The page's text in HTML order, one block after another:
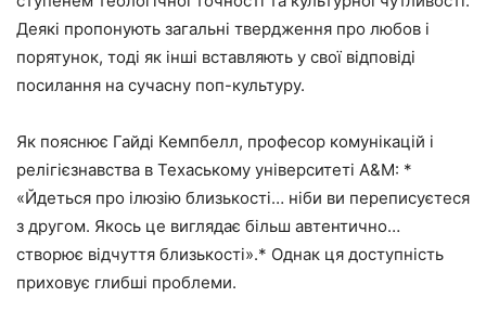
Деякі пропонують загальні твердження про любов і
порятунок, тоді як інші вставляють у свої відповіді
посилання на сучасну поп-культуру.
Як пояснює Гайді Кемпбелл, професор комунікацій і
релігієзнавства в Техаському університеті A&M: *
«Йдеться про ілюзію близькості… ніби ви переписуєтеся
з другом. Якось це виглядає більш автентично…
створює відчуття близькості».* Однак ця доступність
приховує глибші проблеми.